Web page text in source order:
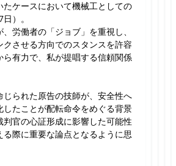
ケースにおいて機械工としての
）。
労働者の「ジョブ」を重視し、
させる方向でのスタンスを許容
有力で、私が提唱する信頼関係
られた原告の技師が、安全性へ
たことが配転命令をめぐる背景
官の心証形成に影響した可能性
際に重要な論点となるように思